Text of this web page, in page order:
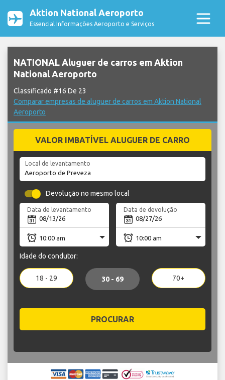
Aktion National Aeroporto
Essencial Informações Aeroporto e Serviços
NATIONAL Aluguer de carros em Aktion
National Aeroporto
Classificado #16 De 23
Comparar empresas de aluguer de carros em Aktion National
Aeroporto
VALOR IMBATÍVEL ALUGUER DE CARRO
Local de levantamento
Devolução no mesmo local
Data de levantamento Data de devolução
Idade do condutor:
18 - 29 30 - 69 70+
PROCURAR